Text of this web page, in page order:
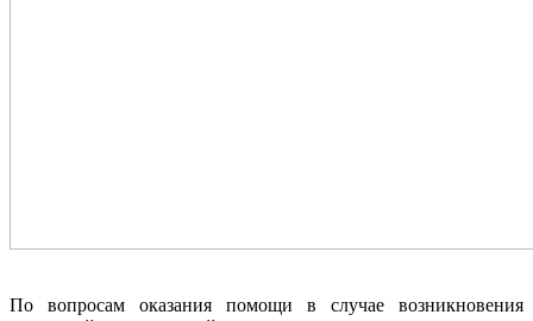
По вопросам оказания помощи в случае возникновения